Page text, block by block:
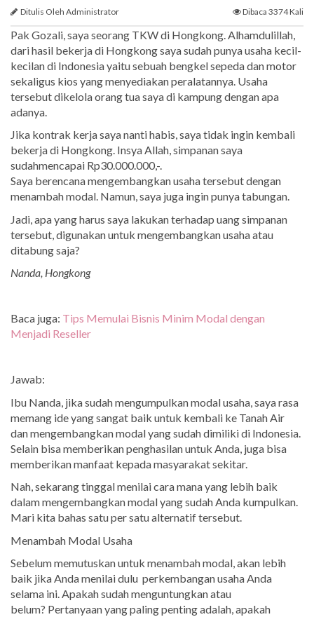
Ditulis Oleh Administrator Dibaca 3374 Kali
Pak Gozali, saya seorang TKW di Hongkong. Alhamdulillah,
dari hasil bekerja di Hongkong saya sudah punya usaha kecil-
kecilan di Indonesia yaitu sebuah bengkel sepeda dan motor
sekaligus kios yang menyediakan peralatannya. Usaha
tersebut dikelola orang tua saya di kampung dengan apa
adanya.
Jika kontrak kerja saya nanti habis, saya tidak ingin kembali
bekerja di Hongkong. Insya Allah, simpanan saya
sudahmencapai Rp30.000.000,-.
Saya berencana mengembangkan usaha tersebut dengan
menambah modal. Namun, saya juga ingin punya tabungan.
Jadi, apa yang harus saya lakukan terhadap uang simpanan
tersebut, digunakan untuk mengembangkan usaha atau
ditabung saja?
Nanda, Hongkong
Baca juga: Tips Memulai Bisnis Minim Modal dengan
Menjadi Reseller
Jawab:
Ibu Nanda, jika sudah mengumpulkan modal usaha, saya rasa
memang ide yang sangat baik untuk kembali ke Tanah Air
dan mengembangkan modal yang sudah dimiliki di Indonesia.
Selain bisa memberikan penghasilan untuk Anda, juga bisa
memberikan manfaat kepada masyarakat sekitar.
Nah, sekarang tinggal menilai cara mana yang lebih baik
dalam mengembangkan modal yang sudah Anda kumpulkan.
Mari kita bahas satu per satu alternatif tersebut.
Menambah Modal Usaha
Sebelum memutuskan untuk menambah modal, akan lebih
baik jika Anda menilai dulu perkembangan usaha Anda
selama ini. Apakah sudah menguntungkan atau
belum? Pertanyaan yang paling penting adalah, apakah